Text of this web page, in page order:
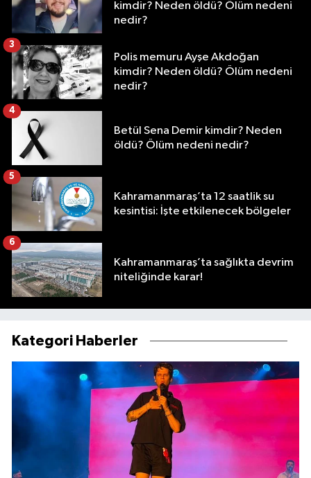
kimdir? Neden öldü? Ölüm nedeni
nedir?
Polis memuru Ayşe Akdoğan
kimdir? Neden öldü? Ölüm nedeni
nedir?
3
Betül Sena Demir kimdir? Neden
öldü? Ölüm nedeni nedir?
4
Kahramanmaraş’ta 12 saatlik su
kesintisi: İşte etkilenecek bölgeler
5
Kahramanmaraş’ta sağlıkta devrim
niteliğinde karar!
6
Kategori Haberler